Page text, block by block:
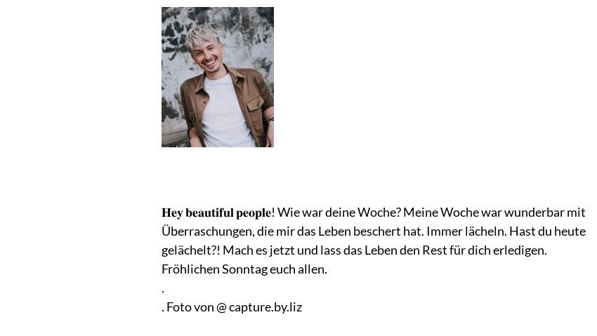
𝐇𝐞𝐲 𝐛𝐞𝐚𝐮𝐭𝐢𝐟𝐮𝐥 𝐩𝐞𝐨𝐩𝐥𝐞! Wie war deine Woche? Meine Woche war wunderbar mit
Überraschungen, die mir das Leben beschert hat. Immer lächeln. Hast du heute
gelächelt?! Mach es jetzt und lass das Leben den Rest für dich erledigen.
Fröhlichen Sonntag euch allen.
.
. Foto von @ capture.by.liz